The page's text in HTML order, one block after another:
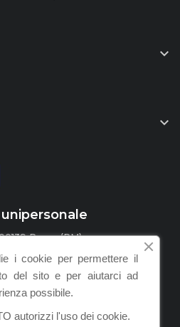


Roma (RM)
i cookie per permettere il
del sito e per aiutarci ad
possibile.
autorizzi l'uso dei cookie.